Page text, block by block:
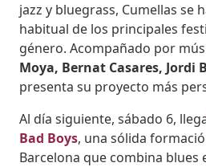
jazz y bluegrass, Cumellas se
habitual de los principales
género. Acompañado por
Moya, Bernat Casares, Jordi
presenta su proyecto más
Al día siguiente, sábado 6,
Bad Boys, una sólida
Barcelona que combina blues